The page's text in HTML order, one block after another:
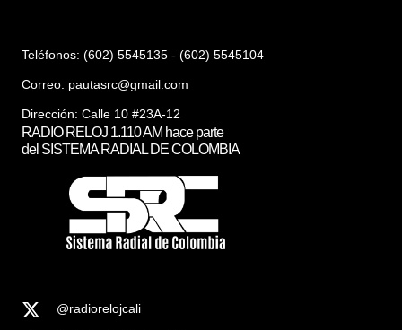
Teléfonos: (602) 5545135 - (602) 5545104
Correo: pautasrc@gmail.com
Dirección: Calle 10 #23A-12
RADIO RELOJ 1.110 AM hace parte
del SISTEMA RADIAL DE COLOMBIA
@radiorelojcali